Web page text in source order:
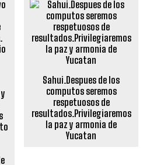
Sahui.Despues de los
computos seremos
respetuosos de
resultados.Privilegiaremos
la paz y armonia de
Yucatan